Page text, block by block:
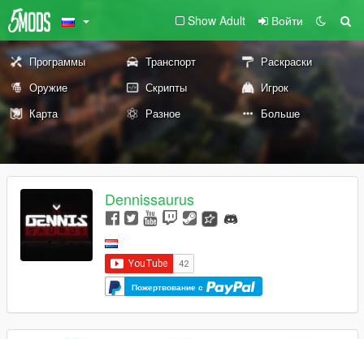
Show Adult Войти
Программы Транспорт
Раскраски
Оружие
Скрипты
Игрок
Карта
Разное Больше
Dennissaurus
Пожертвование с